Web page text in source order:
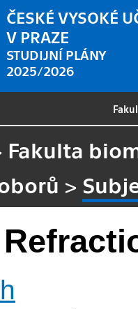
ČESKÉ VYSOKÉ
V PRAZE
STUDIJNÍ PLÁNY
2025/2026
Fakulta
>